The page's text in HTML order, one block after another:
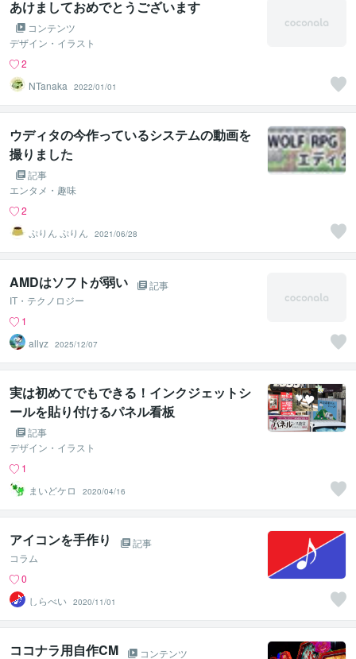
あけましておめでとうございます
コンテンツ
デザイン・イラスト
2
NTanaka
2022/01/01
ウディタの今作っているシステムの動画を
撮りました
記事
エンタメ・趣味
2
ぷりん ぷりん
2021/06/28
AMDはソフトが弱い
記事
IT・テクノロジー
1
allyz 2025/12/07
実は初めてでもできる！インクジェットシ
ールを貼り付けるパネル看板
記事
デザイン・イラスト
1
まいどケロ
2020/04/16
アイコンを手作り
記事
コラム
0
しらべい 2020/11/01
ココナラ用自作CM
コンテンツ